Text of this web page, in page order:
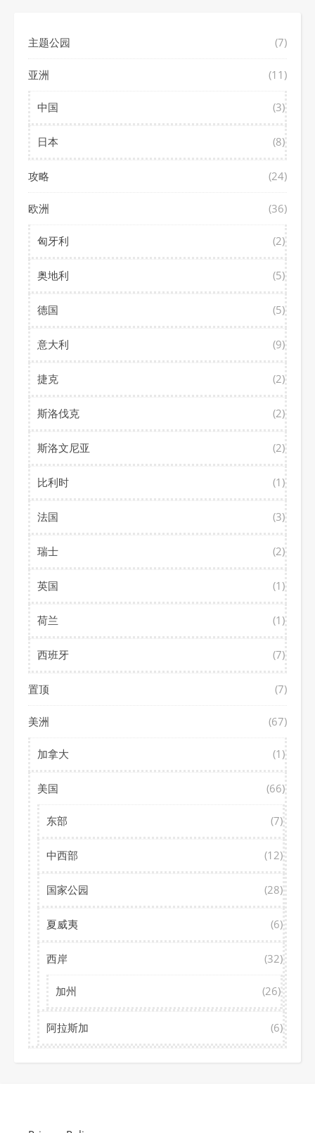
主题公园 (7)
亚洲 (11)
中国 (3)
日本 (8)
攻略 (24)
欧洲 (36)
匈牙利 (2)
奥地利 (5)
德国 (5)
意大利 (9)
捷克 (2)
斯洛伐克 (2)
斯洛文尼亚 (2)
比利时 (1)
法国 (3)
瑞士 (2)
英国 (1)
荷兰 (1)
西班牙 (7)
置顶 (7)
美洲 (67)
加拿大 (1)
美国 (66)
东部 (7)
中西部 (12)
国家公园 (28)
夏威夷 (6)
西岸 (32)
加州 (26)
阿拉斯加 (6)